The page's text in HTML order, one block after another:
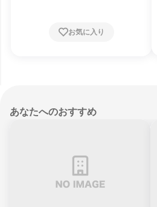
お気に入り
あなたへのおすすめ